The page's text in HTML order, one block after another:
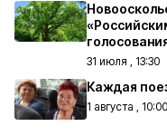
31 июля , 13:30
Каждая
1 августа , 10:00